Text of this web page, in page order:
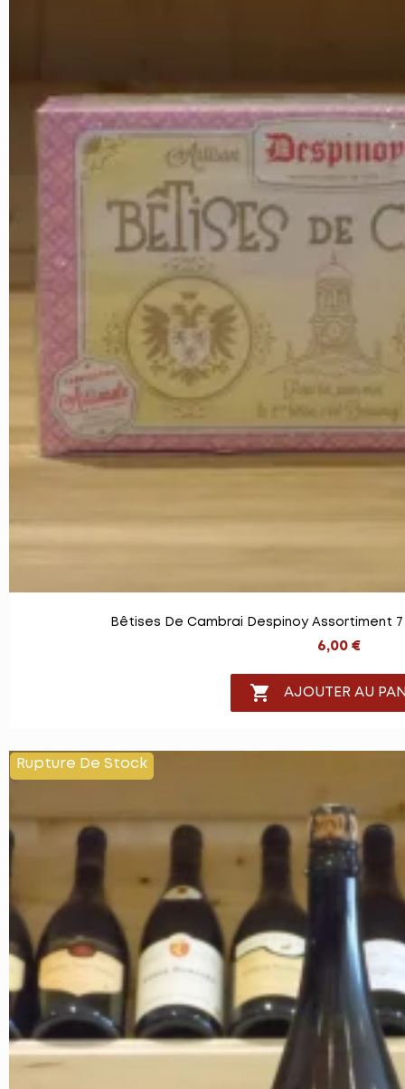
Bêtises De Cambrai Despinoy Assortiment
6,00 €
 AJOUTER AU
Rupture De Stock